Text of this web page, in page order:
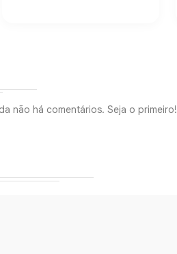
não há comentários. Seja o primeiro!